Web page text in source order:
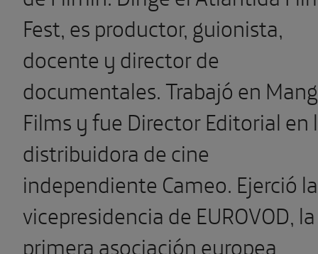
Fest, es productor, guionista,
docente y director de
documentales. Trabajó en
Films y fue Director Editorial en
distribuidora de cine
independiente Cameo. Ejerció la
vicepresidencia de EUROVOD, la
primera asociación europea